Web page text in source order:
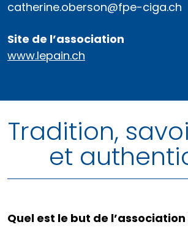
catherine.oberson@fpe-ciga.ch
Site de l’association
www.lepain.ch
Tradition,
et
Quel est le but de l’association